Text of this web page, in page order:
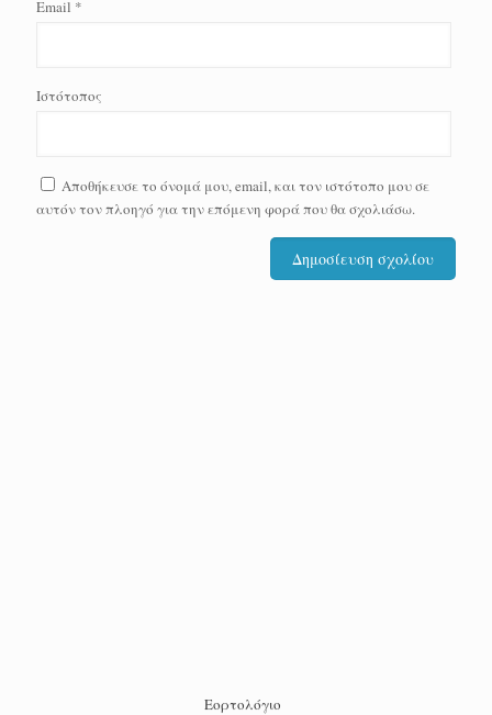
Email *
Ιστότοπος
Αποθήκευσε το όνομά μου, email, και τον ιστότοπο μου σε
αυτόν τον πλοηγό για την επόμενη φορά που θα σχολιάσω.
Εορτολόγιο